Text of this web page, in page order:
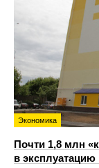
Экономика
Почти 1,8 млн
в эксплуатацию